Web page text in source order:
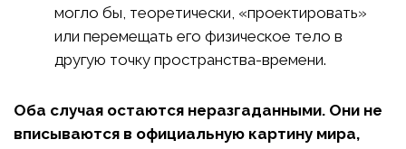
могло бы, теоретически, «проектировать»
или перемещать его физическое тело в
другую точку пространства-времени.
Оба случая остаются неразгаданными. Они не
вписываются в официальную картину мира,